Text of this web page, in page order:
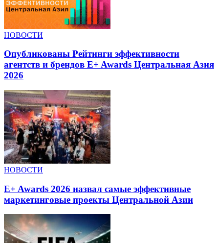
НОВОСТИ
Опубликованы Рейтинги эффективности
агентств и брендов E+ Awards Центральная Азия
2026
НОВОСТИ
E+ Awards 2026 назвал самые эффективные
маркетинговые проекты Центральной Азии